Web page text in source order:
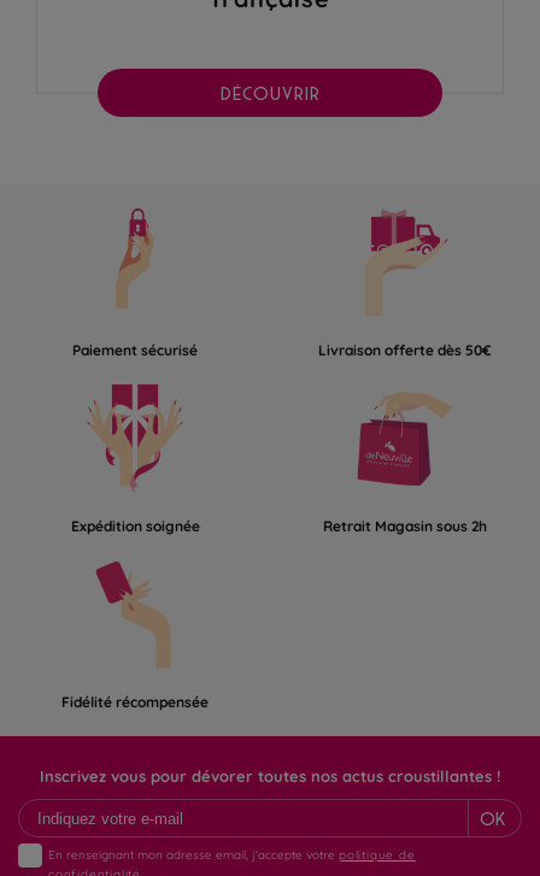
DÉCOUVRIR
Paiement sécurisé Livraison offerte dès 50€
Expédition soignée Retrait Magasin sous 2h
Fidélité récompensée
Inscrivez vous pour dévorer toutes nos actus croustillantes !
OK
En renseignant mon adresse email, j'accepte votre politique de